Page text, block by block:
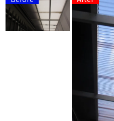
雨漏りについて
ヨネヤがお客様から選ばれる10の